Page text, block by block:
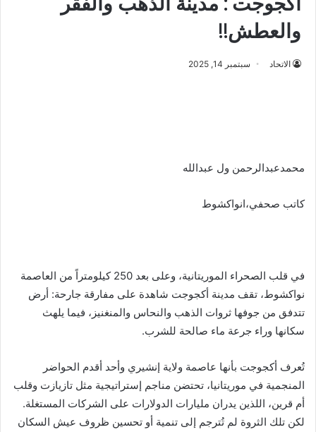
والعطش!!
الاتحاد سبتمبر 14, 2025
محمدعبدالرحمن ول عبدالله
كاتب صحفي،انواكشوط
في قلب الصحراء الموريتانية، وعلى بعد 250 كيلومتراً من العاصمة
نواكشوط، تقف مدينة أكجوجت شاهدة على مفارقة جارحة: أرض
تتدفق من جوفها ثروات الذهب والنحاس والمنغنيز، فيما يلهث
سكانها وراء جرعة ماء صالحة للشرب.
تُعرف أكجوجت بأنها عاصمة ولاية إنشيري وأحد أقدم الحواضر
المنجمية في موريتانيا، تحتضن مناجم إستراتيجية مثل تازيازت وقلب
أم قرين، اللذين يدران مليارات الدولارات على الشركات المستغلة.
لكن تلك الثروة لم تُترجم إلى تنمية أو تحسين ظروف عيش السكان